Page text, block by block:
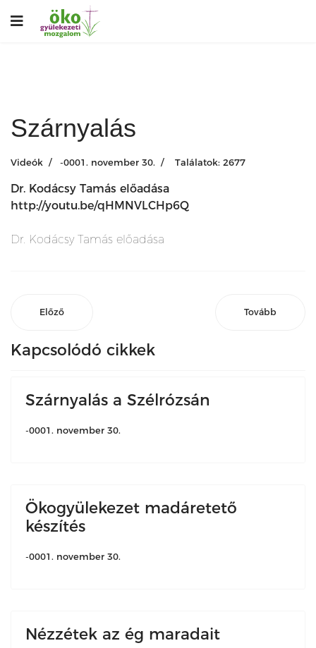
Szárnyalás
Videók -0001. november 30. Találatok: 2677
Dr. Kodácsy Tamás előadása
http://youtu.be/qHMNVLCHp6Q
Dr. Kodácsy Tamás előadása
Előző Tovább
Kapcsolódó cikkek
Szárnyalás a Szélrózsán
-0001. november 30.
Ökogyülekezet madáretető
készítés
-0001. november 30.
Nézzétek az ég maradait